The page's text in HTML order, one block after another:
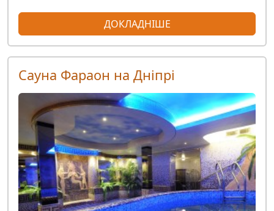
ДОКЛАДНІШЕ
Сауна Фараон на Дніпрі